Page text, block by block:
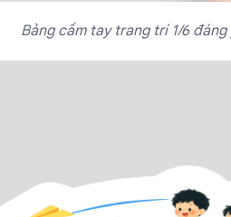
Bảng cầm tay trang trí 1/6 đáng